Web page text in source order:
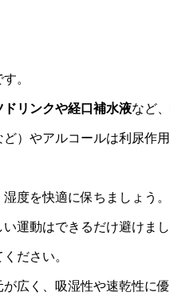
。
ドリンクや経口補水液など
）やアルコールは利尿作
度を快適に保ちましょう。
運動はできるだけ避けまし
ださい。
広く、吸湿性や速乾性に